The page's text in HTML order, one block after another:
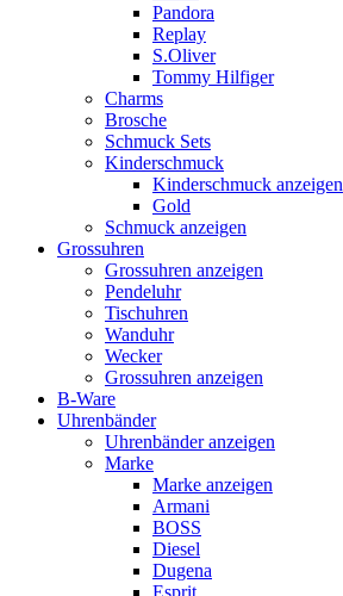
Pandora
Replay
S.Oliver
Tommy Hilfiger
Charms
Brosche
Schmuck Sets
Kinderschmuck
Kinderschmuck anzeigen
Gold
Schmuck anzeigen
Grossuhren
Grossuhren anzeigen
Pendeluhr
Tischuhren
Wanduhr
Wecker
Grossuhren anzeigen
B-Ware
Uhrenbänder
Uhrenbänder anzeigen
Marke
Marke anzeigen
Armani
BOSS
Diesel
Dugena
Esprit